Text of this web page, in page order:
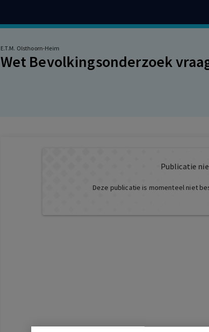
E.T.M. Olsthoorn-Heim
Wet Bevolkingsonderzoek
Publicatie
Deze publicatie is momenteel niet